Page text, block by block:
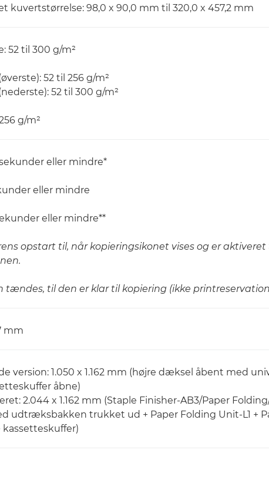
kuvertstørrelse: 98,0 x 90,0 mm til 320,0 x 457,2 mm
52 til 300 g/m²
52 til 256 g/m²
52 til 300 g/m²
g/m²
eller mindre*
eller mindre
eller mindre**
opstart til, når kopieringsikonet vises og er
tændes, til den er klar til kopiering (ikke
mm
version: 1.050 x 1.162 mm (højre dæksel åbent med
åbne)
2.044 x 1.162 mm (Staple Finisher-AB3/Paper
udtræksbakken trukket ud + Paper Folding Unit-L1 +
kassetteskuffer)